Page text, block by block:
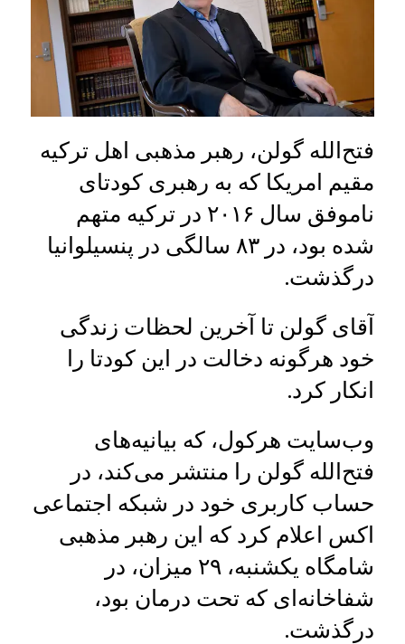
فتح‌الله گولن، رهبر مذهبی اهل ترکیه‌
مقیم امریکا که به رهبری کودتای
ناموفق سال ۲۰۱۶ در ترکیه متهم
شده بود، در ۸۳ سالگی در پنسیلوانیا
درگذشت.
آقای گولن تا آخرین لحظات زندگی
خود هرگونه دخالت در این کودتا را
انکار کرد.
وب‌سایت هرکول، که بیانیه‌های
فتح‌الله گولن را منتشر می‌کند، در
حساب کاربری خود در شبکه اجتماعی
اکس اعلام کرد که این رهبر مذهبی
شامگاه یکشنبه، ۲۹ میزان، در
شفاخانه‌ای که تحت درمان بود،
درگذشت.